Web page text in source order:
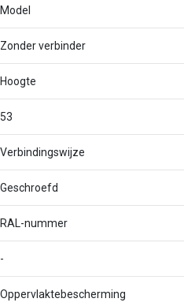
Model
Zonder verbinder
Hoogte
53
Verbindingswijze
Geschroefd
RAL-nummer
-
Oppervlaktebescherming